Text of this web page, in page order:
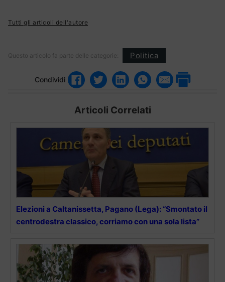
Tutti gli articoli dell'autore
Questo articolo fa parte delle categorie: Politica
Condividi
Articoli Correlati
Elezioni a Caltanissetta, Pagano (Lega): “Smontato il
centrodestra classico, corriamo con una sola lista”